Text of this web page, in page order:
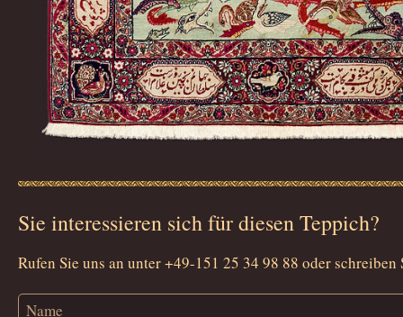
Sie interessieren sich für diesen Teppich?
Rufen Sie uns an unter +49-151 25 34 98 88 oder schreiben